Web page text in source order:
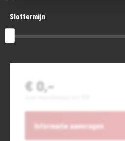
Slottermijn
€ 0,-
Informatie aanvragen